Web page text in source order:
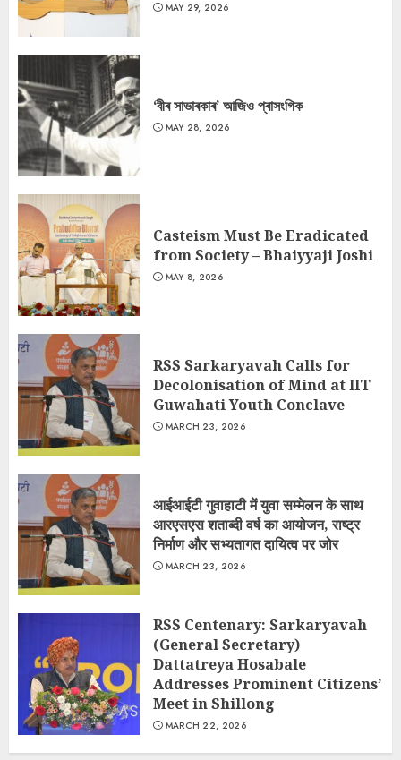
MAY 29, 2026
‘বীৰ সাভাৰকাৰ’ আজিও প্ৰাসংগিক
MAY 28, 2026
Casteism Must Be Eradicated
from Society – Bhaiyyaji Joshi
MAY 8, 2026
RSS Sarkaryavah Calls for
Decolonisation of Mind at IIT
Guwahati Youth Conclave
MARCH 23, 2026
आईआईटी गुवाहाटी में युवा सम्मेलन के साथ
आरएसएस शताब्दी वर्ष का आयोजन, राष्ट्र
निर्माण और सभ्यतागत दायित्व पर जोर
MARCH 23, 2026
RSS Centenary: Sarkaryavah
(General Secretary)
Dattatreya Hosabale
Addresses Prominent Citizens’
Meet in Shillong
MARCH 22, 2026